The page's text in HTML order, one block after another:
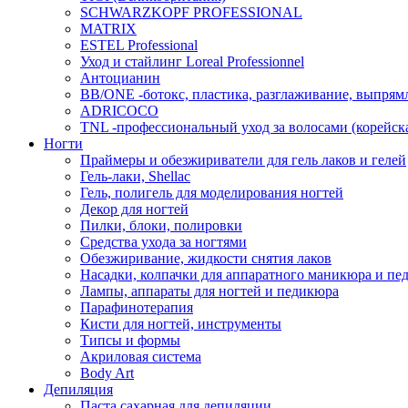
SCHWARZKOPF PROFESSIONAL
MATRIX
ESTEL Professional
Уход и стайлинг Loreal Professionnel
Антоцианин
BB/ONE -ботокс, пластика, разглаживание,
ADRICOCO
TNL -профессиональный уход за волосами
Ногти
Праймеры и обезжириватели для гель лаков и гелей
Гель-лаки, Shellac
Гель, полигель для моделирования ногтей
Декор для ногтей
Пилки, блоки, полировки
Средства ухода за ногтями
Обезжиривание, жидкости снятия лаков
Насадки, колпачки для аппаратного маникюра и
Лампы, аппараты для ногтей и педикюра
Парафинотерапия
Кисти для ногтей, инструменты
Типсы и формы
Акриловая система
Body Art
Депиляция